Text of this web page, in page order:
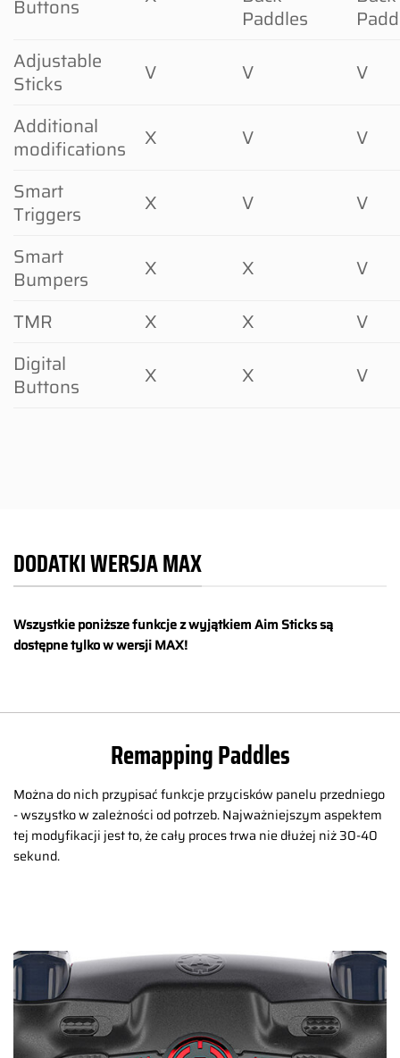
Buttons
Paddles
Adjustable
Sticks
V V
V
Additional
modifications
X V
V
Smart
Triggers
X V
V
Smart
Bumpers
X X
V
TMR
X X
V
Digital
Buttons
X X V
DODATKI WERSJA MAX
Wszystkie poniższe funkcje z wyjątkiem Aim Sticks są
dostępne tylko w wersji MAX!
Remapping Paddles
Można do nich przypisać funkcje przycisków panelu przedniego
- wszystko w zależności od potrzeb. Najważniejszym aspektem
tej modyfikacji jest to, że cały proces trwa nie dłużej niż 30-40
sekund.